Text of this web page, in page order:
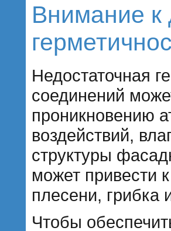
Внимание к
Недостаточная
соединений
проникновению
воздействий,
структуры
может привести
плесени, грибка
Чтобы